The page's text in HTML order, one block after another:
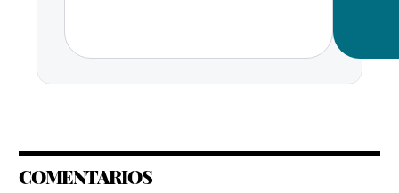
COMENTARIOS